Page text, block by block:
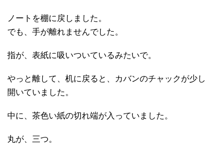
ノートを棚に戻しました。
でも、手が離れませんでした。
指が、表紙に吸いついているみたいで。
やっと離して、机に戻ると、カバンのチャックが少し
開いていました。
中に、茶色い紙の切れ端が入っていました。
丸が、三つ。